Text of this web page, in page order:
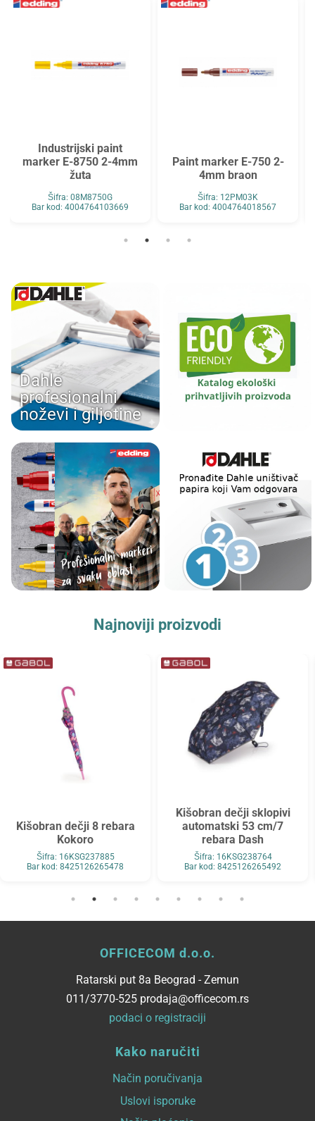
Industrijski paint
marker E-8750 2-4mm
žuta
Šifra: 08M8750G
Bar kod: 4004764103669
Paint marker E-750 2-
4mm braon
Šifra: 12PM03K
Bar kod: 4004764018567
Dahle
profesionalni
noževi i giljotine
Najnoviji proizvodi
Kišobran dečji 8 rebara
Kokoro
Šifra: 16KSG237885
Bar kod: 8425126265478
Kišobran dečji sklopivi
automatski 53 cm/7
rebara Dash
Šifra: 16KSG238764
Bar kod: 8425126265492
OFFICECOM d.o.o.
Ratarski put 8a Beograd - Zemun
011/3770-525 prodaja@officecom.rs
podaci o registraciji
Kako naručiti
Način poručivanja
Uslovi isporuke